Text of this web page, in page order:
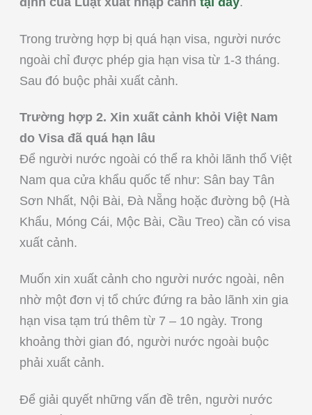
Trong trường hợp bị quá hạn visa, người nước
ngoài chỉ được phép gia hạn visa từ 1-3 tháng.
Sau đó buộc phải xuất cảnh.
Trường hợp 2. Xin xuất cảnh khỏi Việt Nam
do Visa đã quá hạn lâu
Để người nước ngoài có thể ra khỏi lãnh thổ Việt
Nam qua cửa khẩu quốc tế như: Sân bay Tân
Sơn Nhất, Nội Bài, Đà Nẵng hoặc đường bộ (Hà
Khẩu, Móng Cái, Mộc Bài, Cầu Treo) cần có visa
xuất cảnh.
Muốn xin xuất cảnh cho người nước ngoài, nên
nhờ một đơn vị tổ chức đứng ra bảo lãnh xin gia
hạn visa tạm trú thêm từ 7 – 10 ngày. Trong
khoảng thời gian đó, người nước ngoài buộc
phải xuất cảnh.
Để giải quyết những vấn đề trên, người nước